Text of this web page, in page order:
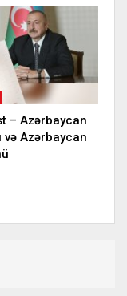
– Azərbaycan
və Azərbaycan